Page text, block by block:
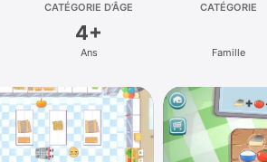
CATÉGORIE D’ÂGE
4+
Ans
CATÉGORIE
Famille